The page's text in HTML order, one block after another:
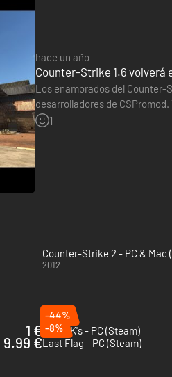
hace un año
Counter-Strike 1.6 volverá
Los enamorados del
desarrolladores de
en Steam este mismo año.
1
Counter-Strike 2 - PC & Mac
2012
1 €
-44%
KovaaK's - PC (Steam)
9.99 €
-8%
Last Flag - PC (Steam)